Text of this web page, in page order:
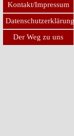
Kontakt/Impressum
Datenschutzerklärung
Der Weg zu uns